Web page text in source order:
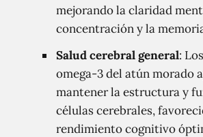
mejorando la claridad
concentración y la
Salud cerebral general:
omega-3 del atún morado
mantener la estructura y
células cerebrales,
rendimiento cognitivo